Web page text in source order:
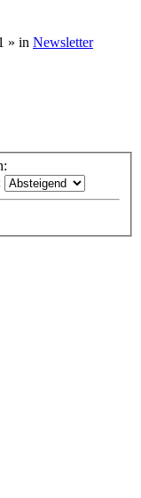
» in Newsletter